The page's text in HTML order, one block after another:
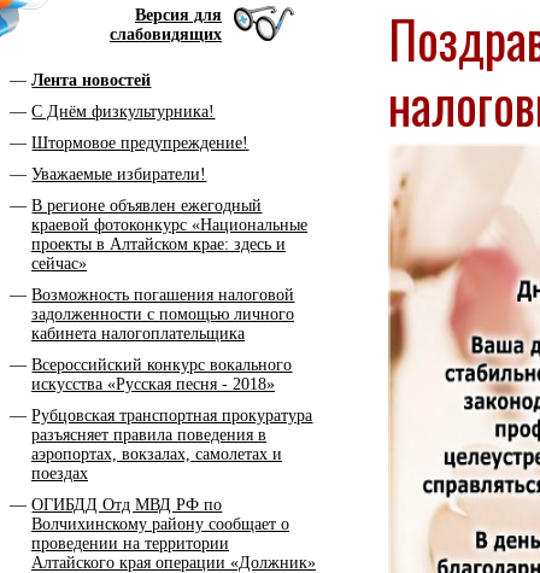
Версия для
слабовидящих
Лента новостей
С Днём физкультурника!
Штормовое предупреждение!
Уважаемые избиратели!
В регионе объявлен ежегодный
краевой фотоконкурс «Национальные
проекты в Алтайском крае: здесь и
сейчас»
Возможность погашения налоговой
задолженности с помощью личного
кабинета налогоплательщика
Всероссийский конкурс вокального
искусства «Русская песня - 2018»
Рубцовская транспортная прокуратура
разъясняет правила поведения в
аэропортах, вокзалах, самолетах и
поездах
ОГИБДД Отд МВД РФ по
Волчихинскому району сообщает о
проведении на территории
Алтайского края операции «Должник»